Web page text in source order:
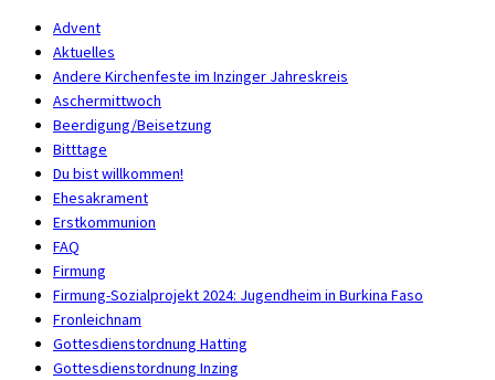
Advent
Aktuelles
Andere Kirchenfeste im Inzinger Jahreskreis
Aschermittwoch
Beerdigung/Beisetzung
Bitttage
Du bist willkommen!
Ehesakrament
Erstkommunion
FAQ
Firmung
Firmung-Sozialprojekt 2024: Jugendheim in Burkina Faso
Fronleichnam
Gottesdienstordnung Hatting
Gottesdienstordnung Inzing